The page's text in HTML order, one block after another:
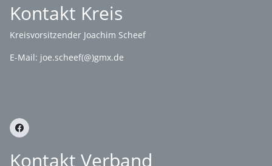
Kontakt Kreis
Kreisvorsitzender Joachim Scheef
E-Mail: joe.scheef(@)gmx.de
Kontakt Verband